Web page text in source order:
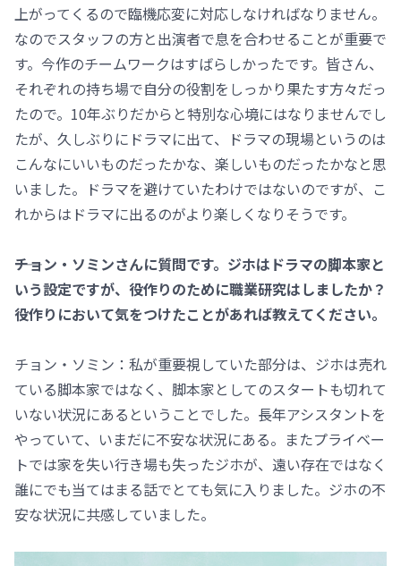
上がってくるので臨機応変に対応しなければなりません。
なのでスタッフの方と出演者で息を合わせることが重要で
す。今作のチームワークはすばらしかったです。皆さん、
それぞれの持ち場で自分の役割をしっかり果たす方々だっ
たので。10年ぶりだからと特別な心境にはなりませんでし
たが、久しぶりにドラマに出て、ドラマの現場というのは
こんなにいいものだったかな、楽しいものだったかなと思
いました。ドラマを避けていたわけではないのですが、こ
れからはドラマに出るのがより楽しくなりそうです。
――チョン・ソミンさんに質問です。ジホはドラマの脚本家と
いう設定ですが、役作りのために職業研究はしましたか？
役作りにおいて気をつけたことがあれば教えてください。
チョン・ソミン：私が重要視していた部分は、ジホは売れ
ている脚本家ではなく、脚本家としてのスタートも切れて
いない状況にあるということでした。長年アシスタントを
やっていて、いまだに不安な状況にある。またプライベー
トでは家を失い行き場も失ったジホが、遠い存在ではなく
誰にでも当てはまる話でとても気に入りました。ジホの不
安な状況に共感していました。